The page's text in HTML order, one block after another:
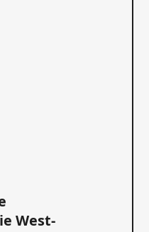
West-